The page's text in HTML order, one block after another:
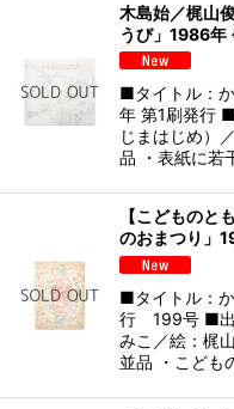
木島始／梶山
うび」1986年
■タイトル：
年 第1刷発行
じまはじめ）
品 ・表紙に若
【こどものと
のおまつり」
■タイトル：
行 199号 ■出
みこ／絵：梶
並品 ・こども